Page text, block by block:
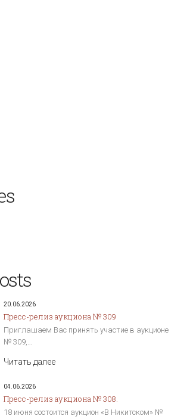
20.06.2026
Пресс-релиз аукциона № 309
Приглашаем Вас принять участие в аукционе
№ 309,…
Читать далее
04.06.2026
Пресс-релиз аукциона № 308.
18 июня состоится аукцион «В Никитском» №